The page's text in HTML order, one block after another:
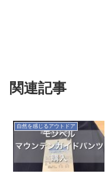
関連記事
自然を感じるアウトドア